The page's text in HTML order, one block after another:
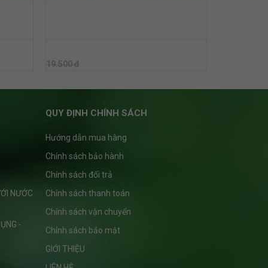
19.500 đ
NƯỚC
-
QUY ĐỊNH CHÍNH SÁCH
Hướng dẫn mua hàng
Chính sách bảo hành
Chính sách đổi trả
Chính sách thanh toán
Chính sách vận chuyển
Chính sách bảo mật
GIỚI THIỆU